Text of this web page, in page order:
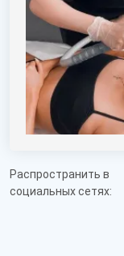
Распространить в
социальных сетях: